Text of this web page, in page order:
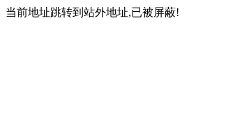
当前地址跳转到站外地址,已被屏蔽!